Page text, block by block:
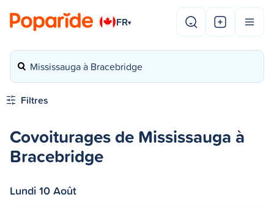
FR▾
Mississauga à Bracebridge
Filtres
Covoiturages de Mississauga à
Bracebridge
Lundi 10 Août